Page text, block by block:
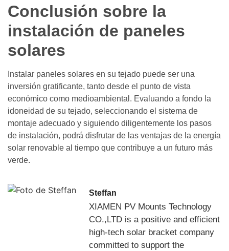
Conclusión sobre la
instalación de paneles
solares
Instalar paneles solares en su tejado puede ser una
inversión gratificante, tanto desde el punto de vista
económico como medioambiental. Evaluando a fondo la
idoneidad de su tejado, seleccionando el sistema de
montaje adecuado y siguiendo diligentemente los pasos
de instalación, podrá disfrutar de las ventajas de la energía
solar renovable al tiempo que contribuye a un futuro más
verde.
Steffan
XIAMEN PV Mounts Technology
CO.,LTD is a positive and efficient
high-tech solar bracket company
committed to support the